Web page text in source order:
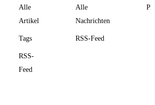
Alle
Artikel
Tags
RSS-
Feed
Alle
Nachrichten
RSS-Feed